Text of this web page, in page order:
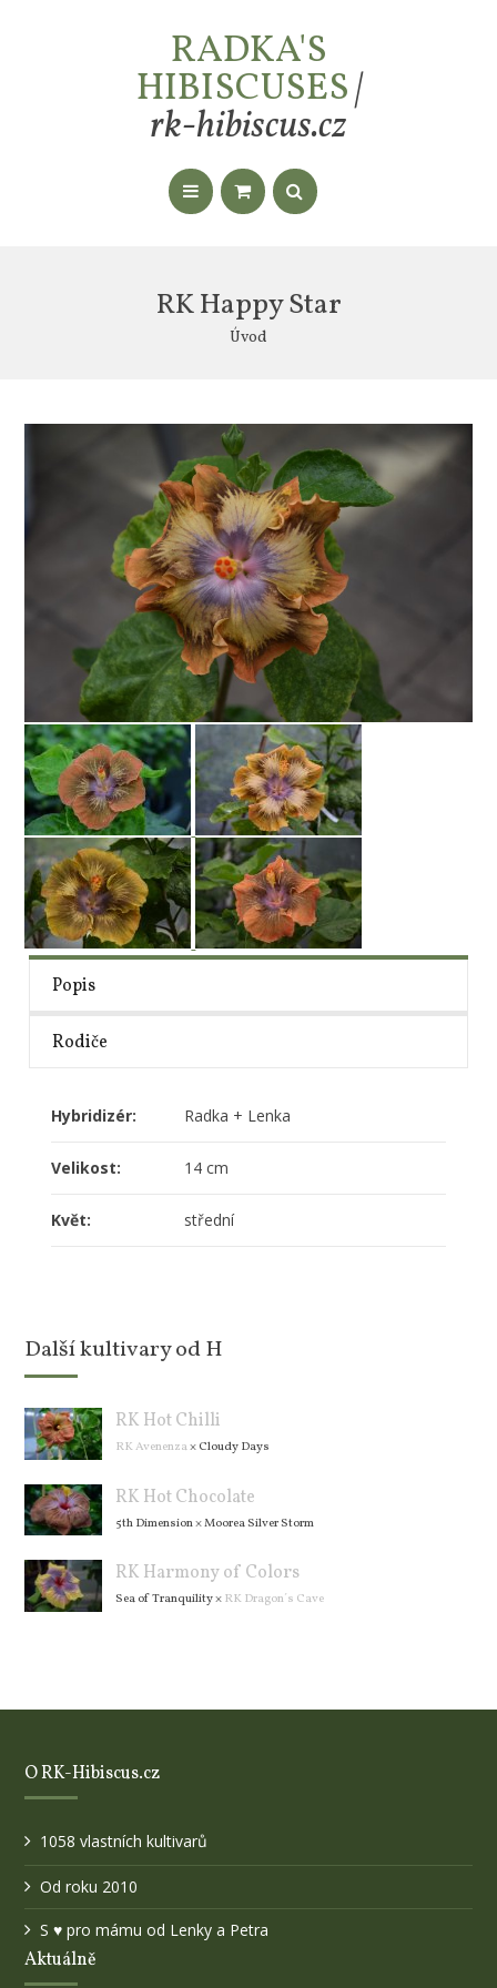
RADKA'S
HIBISCUSES|
rk-hibiscus.cz
RK Happy Star
Úvod
Popis
Rodiče
Hybridizér: Radka + Lenka
Velikost: 14 cm
Květ: střední
Další kultivary od H
RK Hot Chilli
RK Avenenza× Cloudy Days
RK Hot Chocolate
5th Dimension×Moorea Silver Storm
RK Harmony of Colors
Sea of Tranquility× RK Dragon´s Cave
O RK-Hibiscus.cz
1058 vlastních kultivarů
Od roku 2010
S ♥ pro mámu od Lenky a Petra
Aktuálně